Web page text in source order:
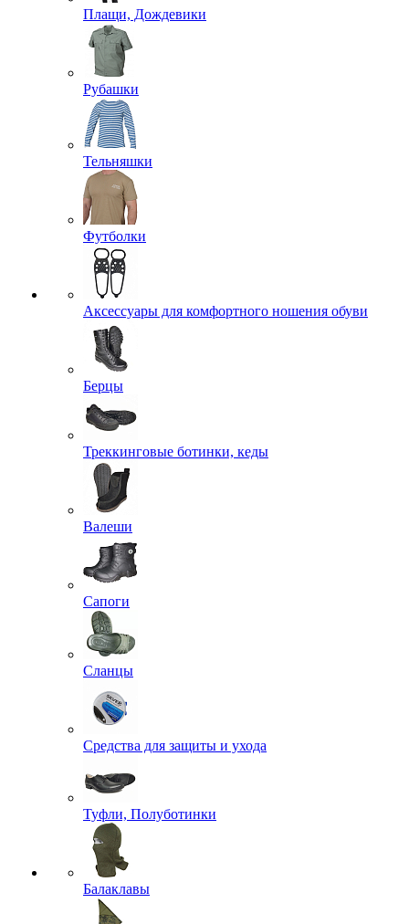
Плащи, Дождевики
Рубашки
Тельняшки
Футболки
Аксессуары для комфортного ношения обуви
Берцы
Треккинговые ботинки, кеды
Валеши
Сапоги
Сланцы
Средства для защиты и ухода
Туфли, Полуботинки
Балаклавы